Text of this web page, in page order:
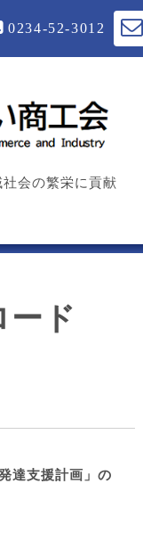
0234-52-3012
会の繁栄に貢献
ード
達支援計画」の